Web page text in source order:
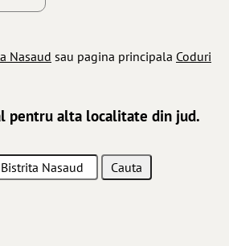
Nasaud sau pagina principala Coduri
pentru alta localitate din jud.